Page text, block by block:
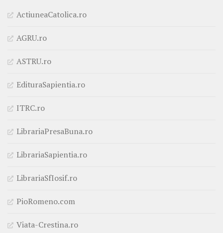
ActiuneaCatolica.ro
AGRU.ro
ASTRU.ro
EdituraSapientia.ro
ITRC.ro
LibrariaPresaBuna.ro
LibrariaSapientia.ro
LibrariaSfIosif.ro
PioRomeno.com
Viata-Crestina.ro